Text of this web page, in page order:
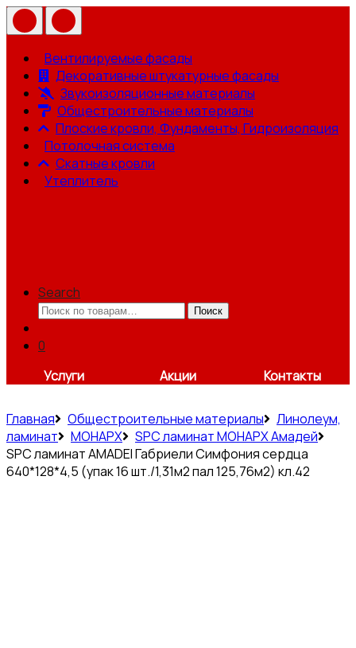
Вентилируемые фасады
Декоративные штукатурные фасады
Звукоизоляционные материалы
Общестроительные материалы
Плоские кровли, Фундаменты, Гидроизоляция
Потолочная система
Скатные кровли
Утеплитель
Search
Искать:
Поиск
0
Услуги
Акции Контакты
Главная Общестроительные материалы
Линолеум,
ламинат
МОНАРХ
SPC ламинат МОНАРХ Амадей
SPC ламинат AMADEI Габриели Симфония сердца
640*128*4,5 (упак 16 шт./1,31м2 пал 125,76м2) кл.42